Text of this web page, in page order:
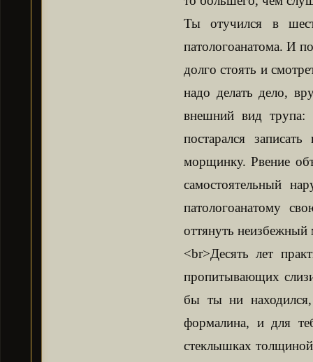
Ты отучился в
патологоанатома. И
долго стоять и
надо делать дело,
внешний вид трупа:
постарался
морщинку. Рвение
самостоятельный
патологоанатому
оттянуть неизбежный
<br>Десять лет
пропитывающих
бы ты ни
формалина, и для
стеклышках